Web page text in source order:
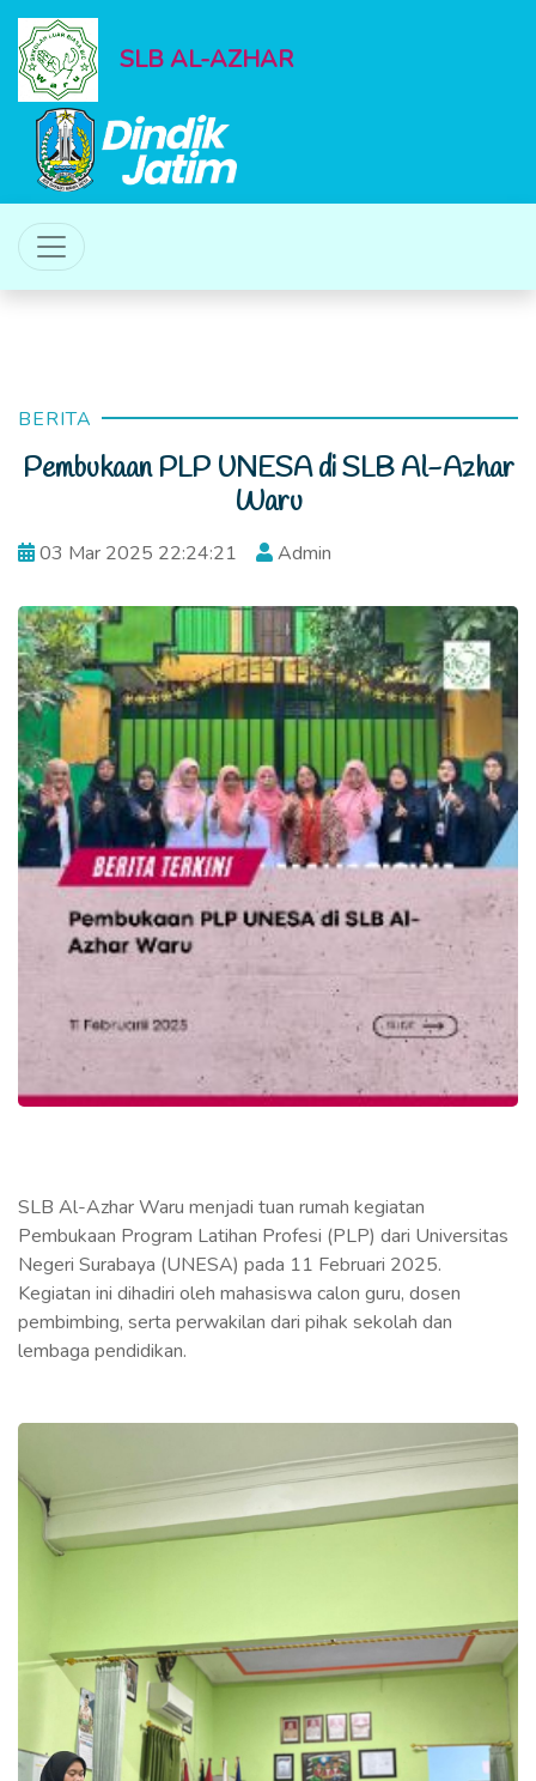
SLB AL-AZHAR
BERITA
Pembukaan PLP UNESA di SLB Al-Azhar
Waru
03 Mar 2025 22:24:21 Admin
SLB Al-Azhar Waru menjadi tuan rumah kegiatan
Pembukaan Program Latihan Profesi (PLP) dari Universitas
Negeri Surabaya (UNESA) pada 11 Februari 2025.
Kegiatan ini dihadiri oleh mahasiswa calon guru, dosen
pembimbing, serta perwakilan dari pihak sekolah dan
lembaga pendidikan.